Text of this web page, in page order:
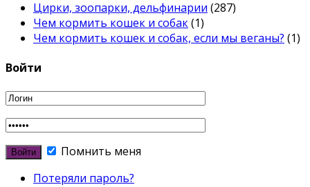
Цирки, зоопарки, дельфинарии (287)
Чем кормить кошек и собак(1)
Чем кормить кошек и собак, если мы веганы? (1)
Войти
Помнить меня
Потеряли пароль?